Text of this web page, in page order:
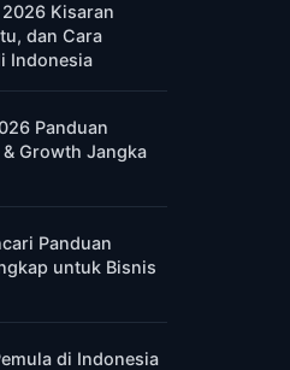
2026 Kisaran
dan Cara
Indonesia
Panduan
Growth Jangka
Panduan
untuk Bisnis
di Indonesia